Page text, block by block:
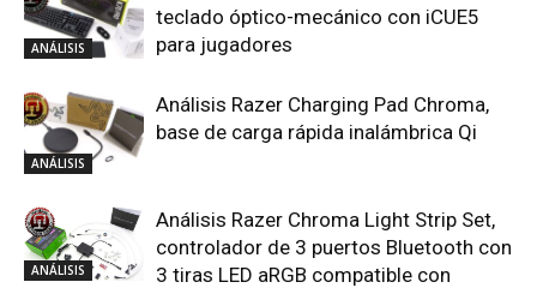
ANÁLISIS
teclado óptico-mecánico con iCUE5
para jugadores
ANÁLISIS
Análisis Razer Charging Pad Chroma,
base de carga rápida inalámbrica Qi
ANÁLISIS
Análisis Razer Chroma Light Strip Set,
controlador de 3 puertos Bluetooth con
3 tiras LED aRGB compatible con